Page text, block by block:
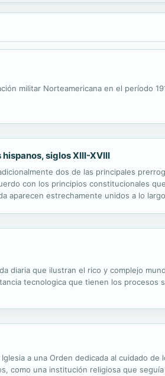
militar Norteamericana en el período
siglos XIII-XVIII
dos de las principales
con los principios constitucionales
aparecen estrechamente unidos a lo
diaria que ilustran el rico y complejo
tecnologica que tienen los procesos
a una Orden dedicada al cuidado
como una institución religiosa que